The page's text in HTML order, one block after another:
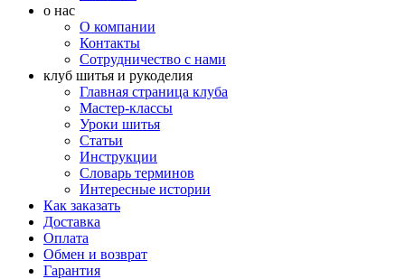
о нас
О компании
Контакты
Сотрудничество с нами
клуб шитья и рукоделия
Главная страница клуба
Мастер-классы
Уроки шитья
Статьи
Инструкции
Словарь терминов
Интересные истории
Как заказать
Доставка
Оплата
Обмен и возврат
Гарантия